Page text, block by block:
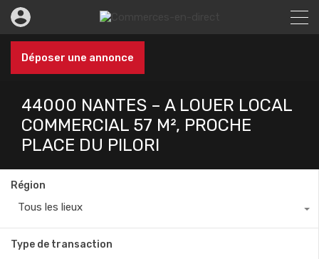
Déposer une annonce
44000 NANTES – A LOUER LOCAL
COMMERCIAL 57 M², PROCHE
PLACE DU PILORI
Région
Tous les lieux
Type de transaction